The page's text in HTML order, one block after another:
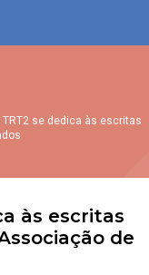
TRT2 se dedica às escritas
às escritas
de